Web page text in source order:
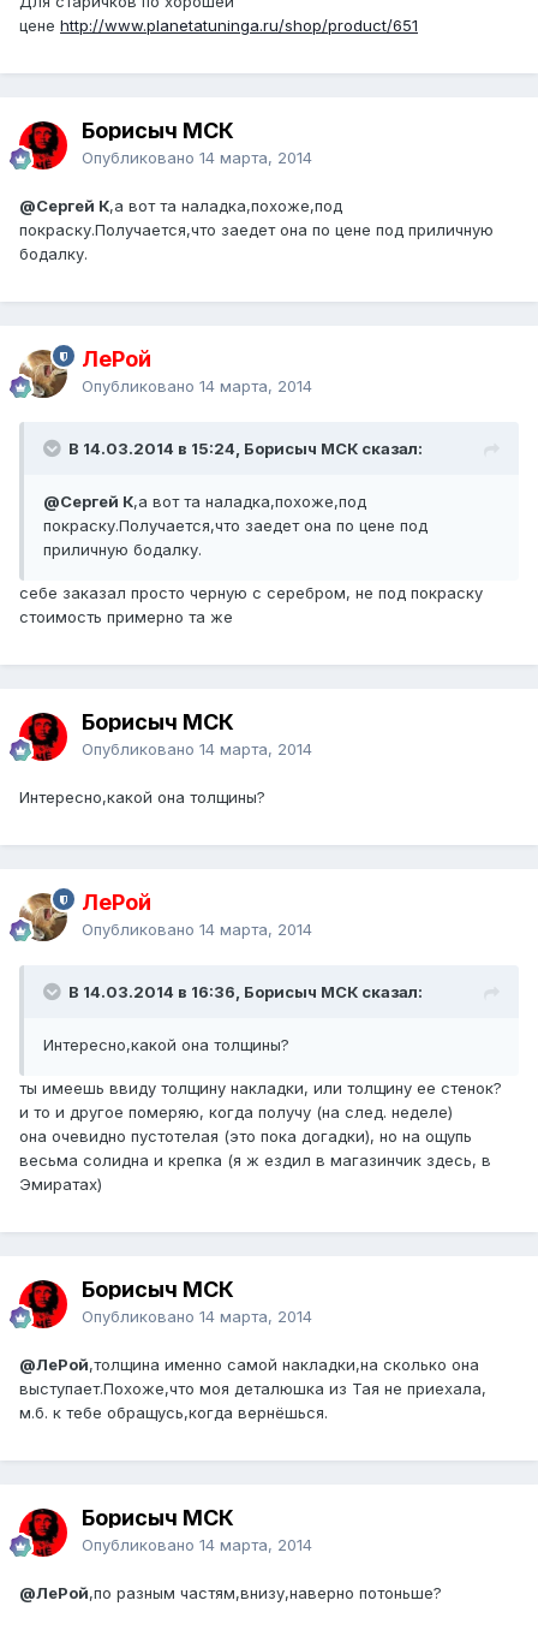
цене http://www.planetatuninga.ru/shop/product/651
Борисыч МСК
Опубликовано 14 марта, 2014
@Сергей К,а вот та наладка,похоже,под
покраску.Получается,что заедет она по цене под приличную
бодалку.
ЛеРой
Опубликовано 14 марта, 2014
В 14.03.2014 в 15:24, Борисыч МСК сказал:
@Сергей К,а вот та наладка,похоже,под
покраску.Получается,что заедет она по цене под
приличную бодалку.
себе заказал просто черную с серебром, не под покраску
стоимость примерно та же
Борисыч МСК
Опубликовано 14 марта, 2014
Интересно,какой она толщины?
ЛеРой
Опубликовано 14 марта, 2014
В 14.03.2014 в 16:36, Борисыч МСК сказал:
Интересно,какой она толщины?
ты имеешь ввиду толщину накладки, или толщину ее стенок?
и то и другое померяю, когда получу (на след. неделе)
она очевидно пустотелая (это пока догадки), но на ощупь
весьма солидна и крепка (я ж ездил в магазинчик здесь, в
Эмиратах)
Борисыч МСК
Опубликовано 14 марта, 2014
@ЛеРой,толщина именно самой накладки,на сколько она
выступает.Похоже,что моя деталюшка из Тая не приехала,
м.б. к тебе обращусь,когда вернёшься.
Борисыч МСК
Опубликовано 14 марта, 2014
@ЛеРой,по разным частям,внизу,наверно потоньше?